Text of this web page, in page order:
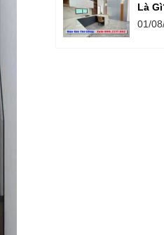
Là
01/